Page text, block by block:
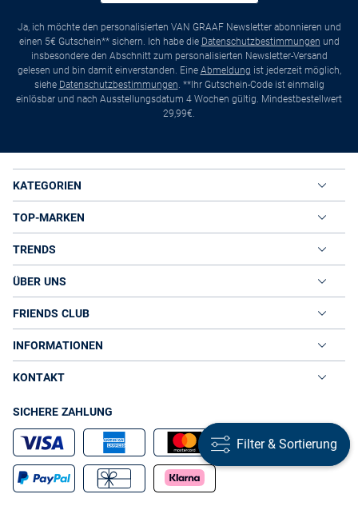
Ja, ich möchte den personalisierten VAN GRAAF Newsletter abonnieren und
einen 5€ Gutschein** sichern. Ich habe die Datenschutzbestimmungen und
insbesondere den Abschnitt zum personalisierten Newsletter-Versand
gelesen und bin damit einverstanden. Eine Abmeldung ist jederzeit möglich,
siehe Datenschutzbestimmungen. **Ihr Gutschein-Code ist einmalig
einlösbar und nach Ausstellungsdatum 4 Wochen gültig. Mindestbestellwert
29,99€.
KATEGORIEN
TOP-MARKEN
TRENDS
ÜBER UNS
FRIENDS CLUB
INFORMATIONEN
KONTAKT
SICHERE ZAHLUNG
Filter & Sortierung
Filter & Sortierung